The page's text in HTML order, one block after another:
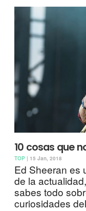
10 cosas que
TOP | 15 Jan, 2018
Ed Sheeran es
de la
sabes todo
curiosidades